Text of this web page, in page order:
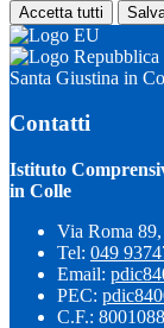
Accetta tutti
Santa Giustina in
Contatti
Istituto
in Colle
Via Roma
Tel: 049
Email:
PEC:
C.F.: